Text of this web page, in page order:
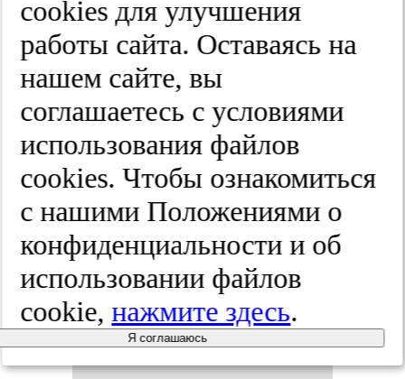
же­ле­зы.
Ме­ди­цин­
ские тех­но­
ло­гии.
Оцен­ка и
вы­бор.
2025;(4):64-73
cооkies для улучшения
работы сайта. Оставаясь на
нашем сайте, вы
соглашаетесь с условиями
использования файлов
cооkies. Чтобы ознакомиться
с нашими Положениями о
конфиденциальности и об
использовании файлов
cookie,нажмите здесь.
Я соглашаюсь